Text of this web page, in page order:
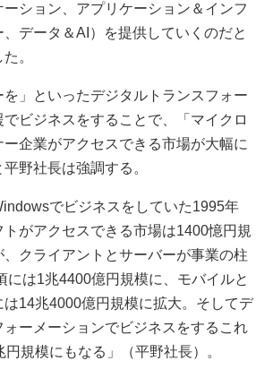
ーション、アプリケーション＆インフ
データ＆AI）を提供していくのだと
。
」といったデジタルトランスフォー
でビジネスをすることで、「マイクロ
ー企業がアクセスできる市場が大幅に
野社長は強調する。
でビジネスをしていた1995年
がアクセスできる市場は1400憶円規
クライアントとサーバーが事業の柱
には1兆4400億円規模に、モバイルと
は14兆4000億円規模に拡大。そしてデ
ォーメーションでビジネスをするこれ
規模にもなる」（平野社長）。